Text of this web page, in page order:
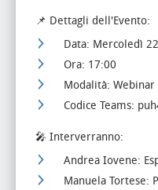
📌 Dettagli dell'Evento:
Data: Mercoledì
Ora: 17:00
Modalità: Webinar
Codice Teams:
🎤 Interverranno:
Andrea Iovene:
Manuela Tortese: